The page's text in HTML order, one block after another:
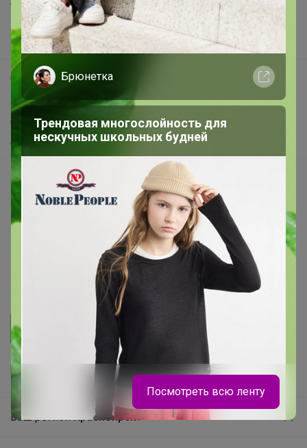
Ваш регионКрасноярск?
Новости
Поддержка альпак
Самое выгодное
Хиты продаж
Самое желанное
Самое быстрое
Начать зарабатывать с 24-ok
Picabox.ru - Лучшее место для ваших изображений
Розыгрыш - Генератор случайных чисел
Пульс нашего маркетплейса
Укорачиватель ссылок
Брюнетка
Трендовая многослойность для
нескучных школьных будней
Посмотреть всю ленту
Продолжая использовать этот сайт и нажимая кнопку